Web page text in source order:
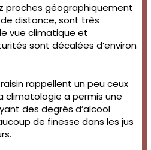
proches géographiquement
distance, sont très
vue climatique et
sont décalées d’environ
rappellent un peu ceux
climatologie a permis une
des degrés d’alcool
de finesse dans les jus